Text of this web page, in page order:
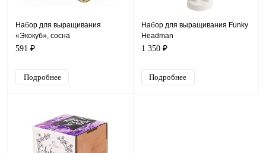
Набор для выращивания
«Экокуб», сосна
591 ₽
Подробнее
Набор для выращивания Funky
Headman
1 350 ₽
Подробнее